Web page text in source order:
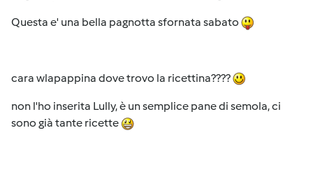
Questa e' una bella pagnotta sfornata sabato
cara wlapappina dove trovo la ricettina????
non l'ho inserita Lully, è un semplice pane di semola, ci
sono già tante ricette